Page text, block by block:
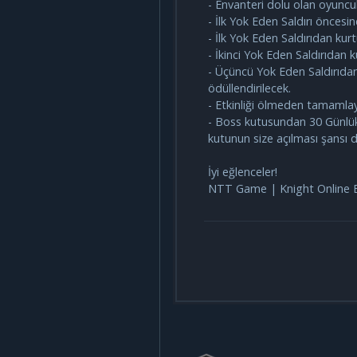
- Envanteri dolu olan
- İlk Yok Eden Saldırı
- İlk Yok Eden Saldırıdan
- İkinci Yok Eden
- Üçüncü Yok Eden
ödüllendirilecek.
- Etkinliği ölmeden
- Boss kutusundan 30
kutunun size açılması
İyi eğlenceler!
NTT Game | Knight Online